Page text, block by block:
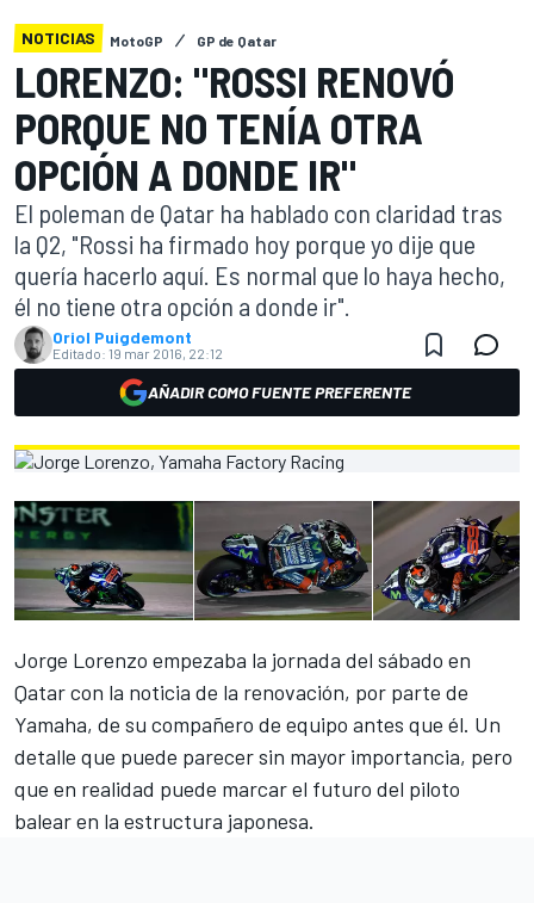
NOTICIAS MotoGP GP de Qatar
LORENZO: "ROSSI RENOVÓ
PORQUE NO TENÍA OTRA
OPCIÓN A DONDE IR"
El poleman de Qatar ha hablado con claridad tras
la Q2, "Rossi ha firmado hoy porque yo dije que
quería hacerlo aquí. Es normal que lo haya hecho,
él no tiene otra opción a donde ir".
Oriol Puigdemont
Editado: 19 mar 2016, 22:12
AÑADIR COMO FUENTE PREFERENTE
Jorge Lorenzo empezaba la jornada del sábado en
Qatar con la noticia de la renovación, por parte de
Yamaha, de su compañero de equipo antes que él. Un
detalle que puede parecer sin mayor importancia, pero
que en realidad puede marcar el futuro del piloto
balear en la estructura japonesa.